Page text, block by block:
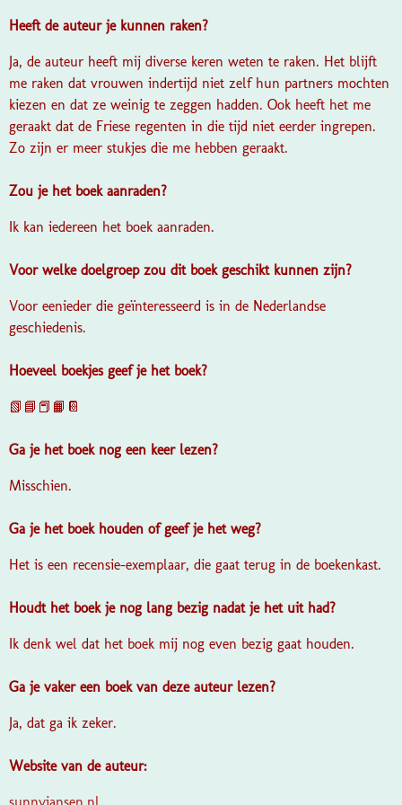
Heeft de auteur je kunnen raken?
Ja, de auteur heeft mij diverse keren weten te raken. Het blijft
me raken dat vrouwen indertijd niet zelf hun partners mochten
kiezen en dat ze weinig te zeggen hadden. Ook heeft het me
geraakt dat de Friese regenten in die tijd niet eerder ingrepen.
Zo zijn er meer stukjes die me hebben geraakt.
Zou je het boek aanraden?
Ik kan iedereen het boek aanraden.
Voor welke doelgroep zou dit boek geschikt kunnen zijn?
Voor eenieder die geïnteresseerd is in de Nederlandse
geschiedenis.
Hoeveel boekjes geef je het boek?
📗📘📕📙📔
Ga je het boek nog een keer lezen?
Misschien.
Ga je het boek houden of geef je het weg?
Het is een recensie-exemplaar, die gaat terug in de boekenkast.
Houdt het boek je nog lang bezig nadat je het uit had?
Ik denk wel dat het boek mij nog even bezig gaat houden.
Ga je vaker een boek van deze auteur lezen?
Ja, dat ga ik zeker.
Website van de auteur: